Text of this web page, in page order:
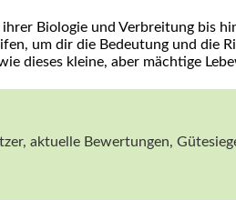
Biologie und Verbreitung bis
um dir die Bedeutung⁢ und die‍
‌dieses kleine, aber mächtige
​aktuelle Bewertungen,